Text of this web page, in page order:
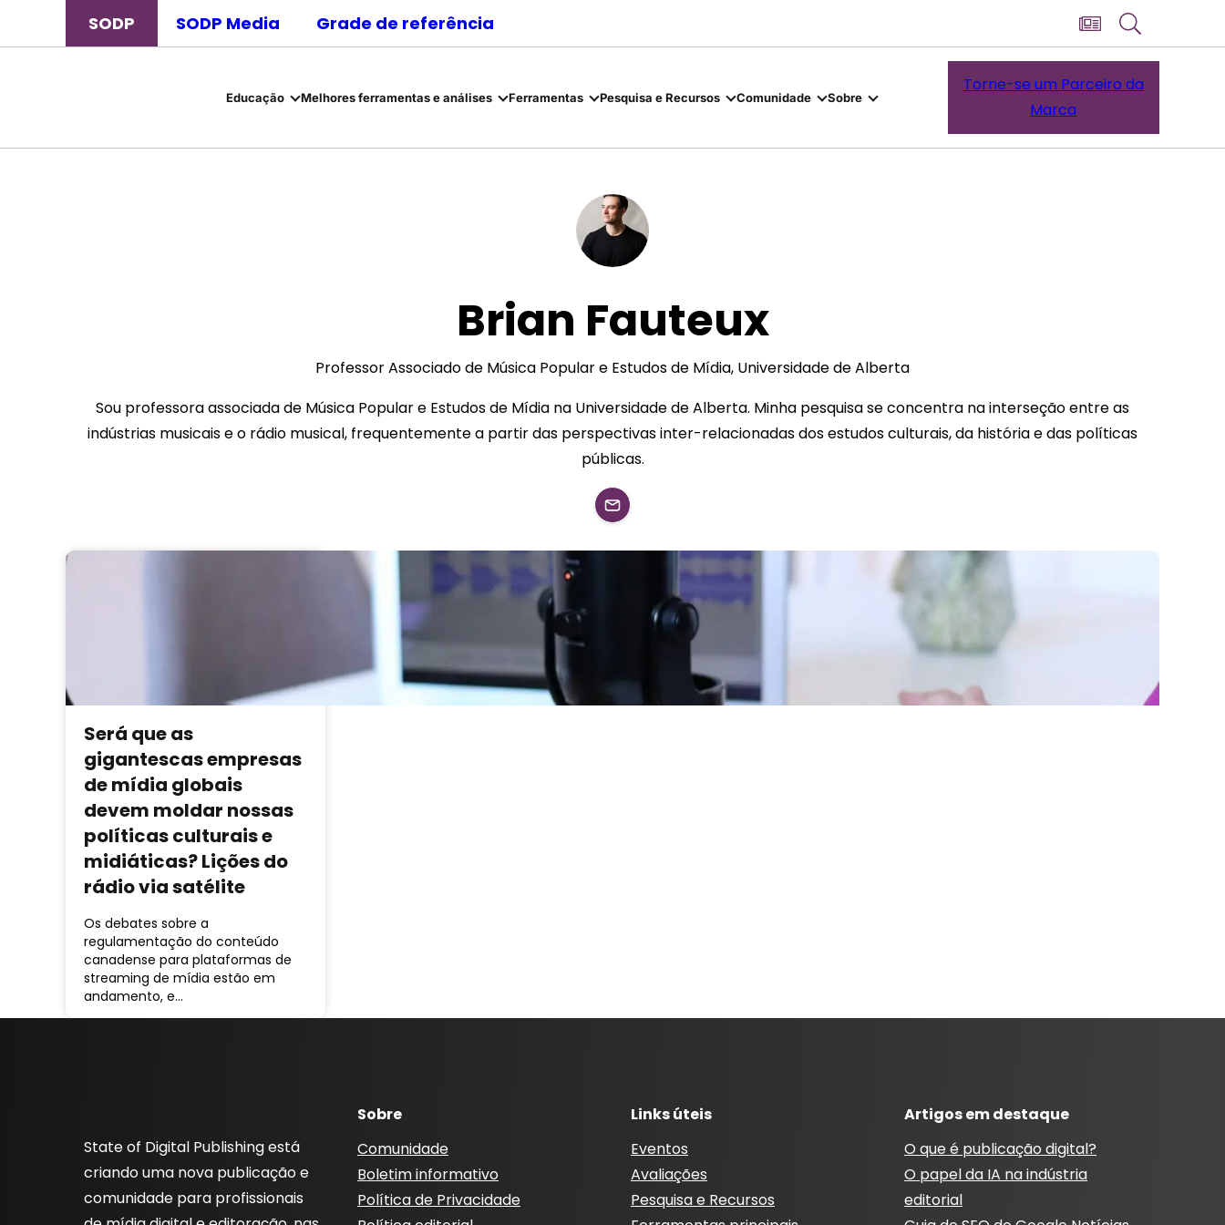
SODP SODP Media Grade de referência
Educação Melhores ferramentas e análises Ferramentas Pesquisa e Recursos Comunidade Sobre
Torne-se um Parceiro da
Marca
Brian Fauteux
Professor Associado de Música Popular e Estudos de Mídia, Universidade de Alberta
Sou professora associada de Música Popular e Estudos de Mídia na Universidade de Alberta. Minha pesquisa se concentra na interseção entre as
indústrias musicais e o rádio musical, frequentemente a partir das perspectivas inter-relacionadas dos estudos culturais, da história e das políticas
públicas.
Será que as
gigantescas empresas
de mídia globais
devem moldar nossas
políticas culturais e
midiáticas? Lições do
rádio via satélite
Os debates sobre a
regulamentação do conteúdo
canadense para plataformas de
streaming de mídia estão em
andamento, e…
State of Digital Publishing está
criando uma nova publicação e
comunidade para profissionais
Sobre
Comunidade
Boletim informativo
Política de Privacidade
Links úteis
Eventos
Avaliações
Pesquisa e Recursos
Artigos em destaque
O que é publicação digital?
O papel da IA ​​na indústria
editorial